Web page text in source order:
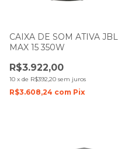
CAIXA DE SOM ATIVA JBL
MAX 15 350W
R$3.922,00
10 x de R$392,20 sem juros
R$3.608,24 com Pix